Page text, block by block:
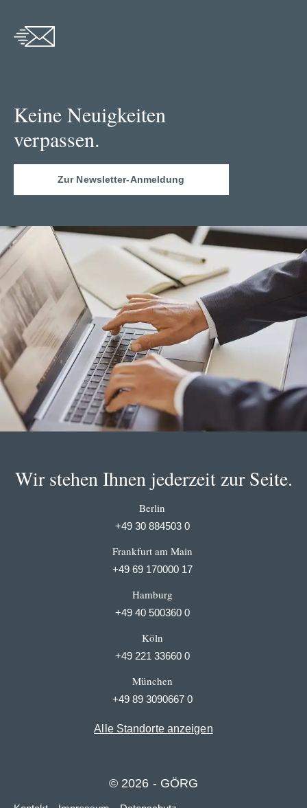
Keine Neuigkeiten
verpassen.
Zur Newsletter-Anmeldung
Wir stehen Ihnen jederzeit zur Seite.
Berlin
+49 30 884503 0
Frankfurt am Main
+49 69 170000 17
Hamburg
+49 40 500360 0
Köln
+49 221 33660 0
München
+49 89 3090667 0
Alle Standorte anzeigen
© 2026 - GÖRG